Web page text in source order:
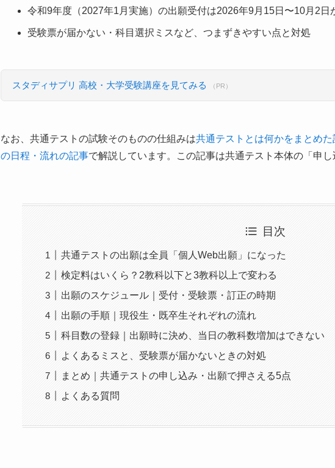
令和9年度（2027年1月実施）の出願受付は2026年9月15日〜10月2日
受験票が届かない・科目選択ミスなど、つまずきやすい点と対処
スタディサプリ 高校・大学受験講座を見てみる （PR）
なお、共通テストの試験そのものの仕組みは共通テストとは何かをまとめた
の日程・流れの記事で解説しています。この記事は共通テスト本体の「申し
目次
共通テストの出願は全員「個人Web出願」になった
検定料はいくら？2教科以下と3教科以上で変わる
出願のスケジュール｜受付・受験票・訂正の時期
出願の手順｜現役生・既卒生それぞれの流れ
科目数の登録｜出願時に決め、当日の教科数増加はできない
よくあるミスと、受験票が届かないときの対処
まとめ｜共通テストの申し込み・出願で押さえる5点
よくある質問